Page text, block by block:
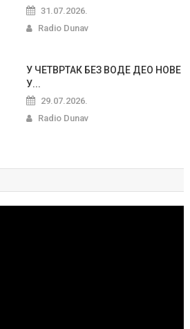
31.07.2026.
Radio Dunav
У ЧЕТВРТАК БЕЗ ВОДЕ ДЕО НОВЕ
У...
29.07.2026.
Radio Dunav